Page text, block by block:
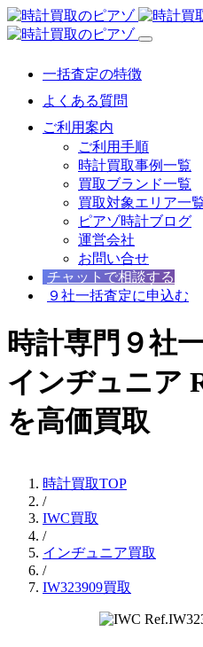
一括査定の特徴
よくある質問
ご利用案内
ご利用手順
時計買取事例一覧
買取ブランド一覧
買取対象エリア一
ピアゾ時計ブログ
運営会社
お問い合せ
チャットで相談する
９社一括査定に申込む
時計専門９社
インヂュニア
を高価買取
時計買取TOP
/
IWC買取
/
インヂュニア買取
/
IW323909買取